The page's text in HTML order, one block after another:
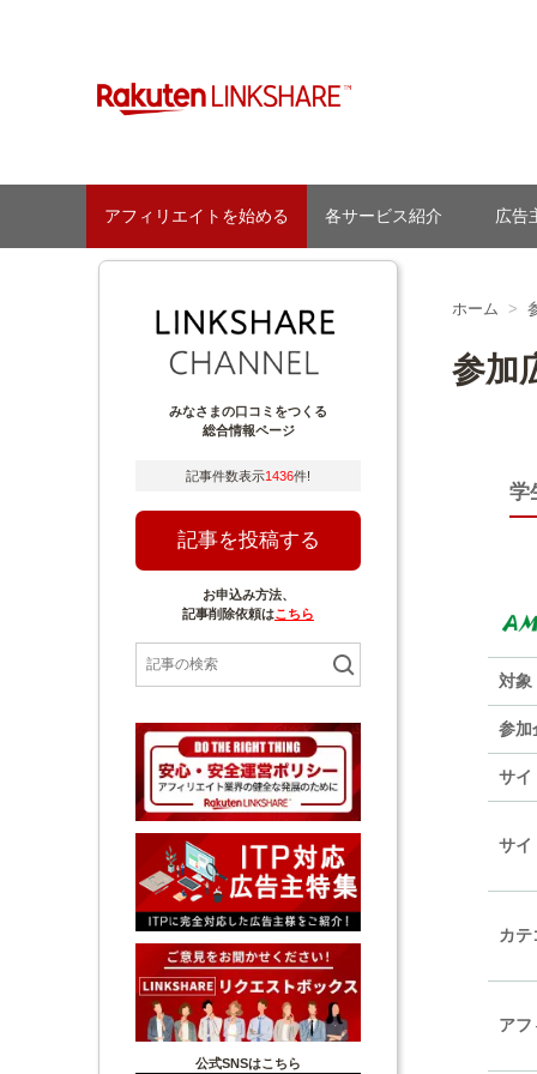
【1円からお支払い可能】アフィリエイトならリンクシェ
アフィリエイトを始める 各サービス紹介 広
ホーム
参加
学
対象
参加
サイ
サイ
カテ
アフ
みなさまの口コミをつくる
総合情報ページ
記事件数表示1436件!
記事を投稿する
お申込み方法、
記事削除依頼はこちら
公式SNSはこちら